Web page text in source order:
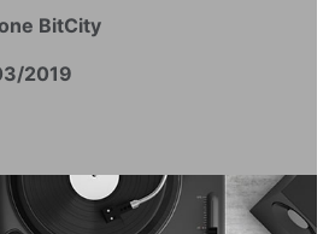
BitCity
2019